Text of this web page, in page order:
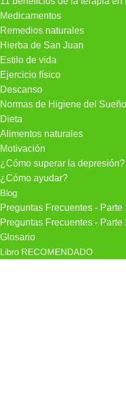
Medicamentos
Remedios naturales
Hierba de San Juan
Estilo de vida
Ejercicio físico
Descanso
Normas de Higiene del Sueño
Dieta
Alimentos naturales
Motivación
¿Cómo superar la depresión?
¿Cómo ayudar?
Blog
Preguntas Frecuentes - Parte
Preguntas Frecuentes - Parte
Glosario
Libro RECOMENDADO